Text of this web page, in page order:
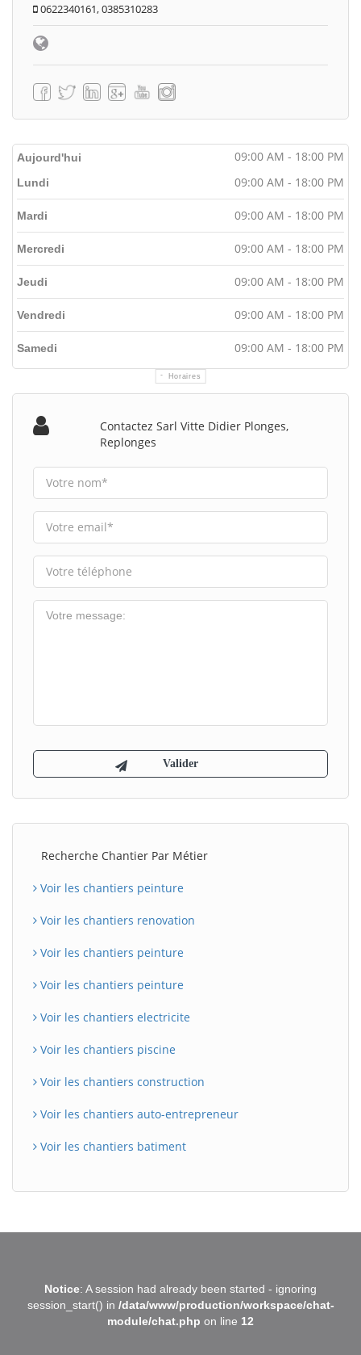
0622340161, 0385310283
Aujourd'hui 09:00 AM - 18:00 PM
Horaires
Lundi 09:00 AM - 18:00 PM
Mardi 09:00 AM - 18:00 PM
Mercredi 09:00 AM - 18:00 PM
Jeudi 09:00 AM - 18:00 PM
Vendredi 09:00 AM - 18:00 PM
Samedi 09:00 AM - 18:00 PM
Contactez Sarl Vitte Didier Plonges,
Replonges
Recherche Chantier Par Métier
Voir les chantiers peinture
Voir les chantiers renovation
Voir les chantiers peinture
Voir les chantiers peinture
Voir les chantiers electricite
Voir les chantiers piscine
Voir les chantiers construction
Voir les chantiers auto-entrepreneur
Voir les chantiers batiment
Notice: A session had already been started - ignoring
session_start() in /data/www/production/workspace/chat-
module/chat.php on line 12
B
Assistant en ligne